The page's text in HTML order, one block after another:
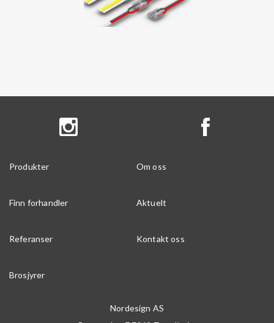
Produkter Om oss
Finn forhandler Aktuelt
Referanser Kontakt oss
Brosjyrer
Nordesign AS